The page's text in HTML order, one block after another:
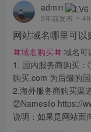
admin
3年前发布
网站域名哪里可以
域名购买
域名可
1. 国内服务商购买
购买.com 为后缀的国
2.海外服务商购买渠
②Namesilo https://
说明：如果是网站面